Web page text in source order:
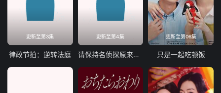
更新至第3集
律政节拍：逆转法庭
更新至第4集
请保持名侦探原来的样子
更新至第06集
只是一起吃顿饭